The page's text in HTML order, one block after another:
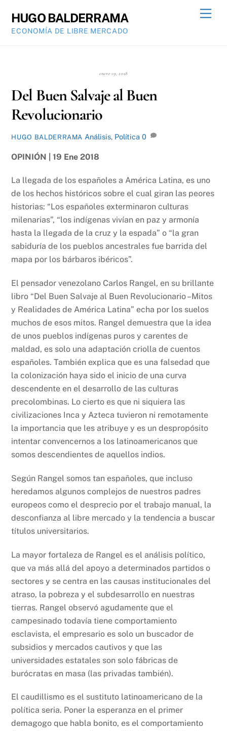
content
HUGO BALDERRAMA
ECONOMÍA DE LIBRE MERCADO
enero 19, 2018
Del Buen Salvaje al Buen
Revolucionario
HUGO BALDERRAMA Análisis, Política 0
OPINIÓN | 19 Ene 2018
La llegada de los españoles a América Latina, es uno
de los hechos históricos sobre el cual giran las peores
historias: “Los españoles exterminaron culturas
milenarias”, “los indígenas vivían en paz y armonía
hasta la llegada de la cruz y la espada” o “la gran
sabiduría de los pueblos ancestrales fue barrida del
mapa por los bárbaros ibéricos”.
El pensador venezolano Carlos Rangel, en su brillante
libro “Del Buen Salvaje al Buen Revolucionario –Mitos
y Realidades de América Latina” echa por los suelos
muchos de esos mitos. Rangel demuestra que la idea
de unos pueblos indígenas puros y carentes de
maldad, es solo una adaptación criolla de cuentos
españoles. También explica que es una falsedad que
la colonización haya sido el inicio de una curva
descendente en el desarrollo de las culturas
precolombinas. Lo cierto es que ni siquiera las
civilizaciones Inca y Azteca tuvieron ni remotamente
la importancia que les atribuye y es un despropósito
intentar convencernos a los latinoamericanos que
somos descendientes de aquellos indios.
Según Rangel somos tan españoles, que incluso
heredamos algunos complejos de nuestros padres
europeos como el desprecio por el trabajo manual, la
desconfianza al libre mercado y la tendencia a buscar
títulos universitarios.
La mayor fortaleza de Rangel es el análisis político,
que va más allá del apoyo a determinados partidos o
sectores y se centra en las causas institucionales del
atraso, la pobreza y el subdesarrollo en nuestras
tierras. Rangel observó agudamente que el
campesinado todavía tiene comportamiento
esclavista, el empresario es solo un buscador de
subsidios y mercados cautivos y que las
universidades estatales son solo fábricas de
burócratas en masa (las privadas también).
El caudillismo es el sustituto latinoamericano de la
política seria. Poner la esperanza en el primer
demagogo que habla bonito, es el comportamiento